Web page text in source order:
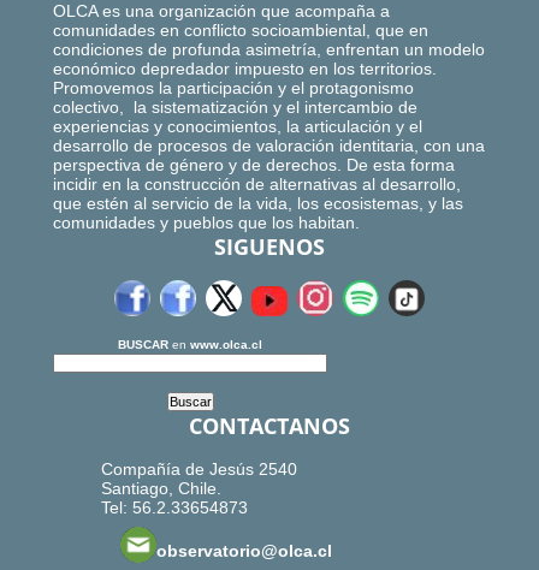
OLCA es una organización que acompaña a
comunidades en conflicto socioambiental, que en
condiciones de profunda asimetría, enfrentan un modelo
económico depredador impuesto en los territorios.
Promovemos la participación y el protagonismo
colectivo, la sistematización y el intercambio de
experiencias y conocimientos, la articulación y el
desarrollo de procesos de valoración identitaria, con una
perspectiva de género y de derechos. De esta forma
incidir en la construcción de alternativas al desarrollo,
que estén al servicio de la vida, los ecosistemas, y las
comunidades y pueblos que los habitan.
SIGUENOS
BUSCAR en www.olca.cl
CONTACTANOS
Compañía de Jesús 2540
Santiago, Chile.
Tel: 56.2.33654873
observatorio@olca.cl